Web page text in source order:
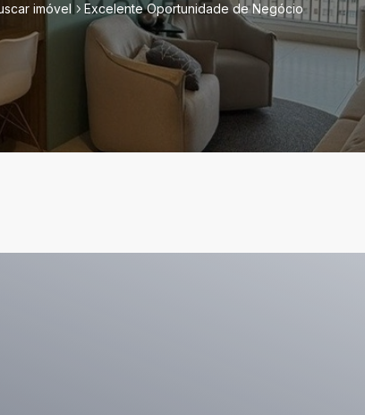
imóvel Excelente Oportunidade de Negócio